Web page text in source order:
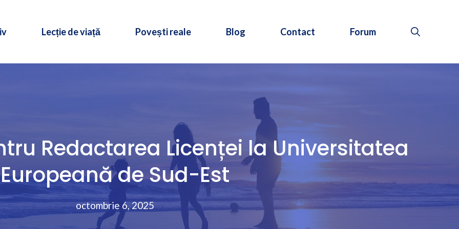
Lecție de viață Povești reale Blog Contact Forum
Redactarea Licenței la Universitatea
Europeană de Sud-Est
octombrie 6, 2025